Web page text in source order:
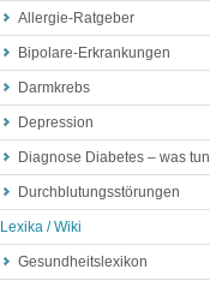
Allergie-Ratgeber
Bipolare-Erkrankungen
Darmkrebs
Depression
Diagnose Diabetes – was tun
Durchblutungsstörungen
Lexika / Wiki
Gesundheitslexikon